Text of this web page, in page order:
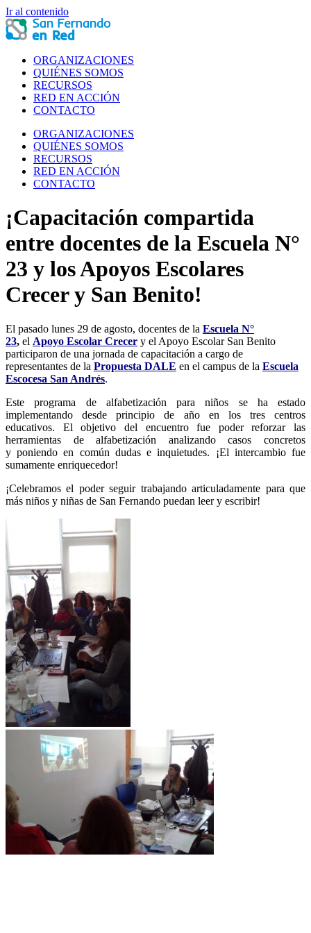
Ir al contenido
ORGANIZACIONES
QUIÉNES SOMOS
RECURSOS
RED EN ACCIÓN
CONTACTO
ORGANIZACIONES
QUIÉNES SOMOS
RECURSOS
RED EN ACCIÓN
CONTACTO
¡Capacitación compartida
entre docentes de la Escuela N°
23 y los Apoyos Escolares
Crecer y San Benito!
El pasado lunes 29 de agosto, docentes de la Escuela N°
23, el Apoyo Escolar Crecer y el Apoyo Escolar San Benito
participaron de una jornada de capacitación a cargo de
representantes de la Propuesta DALE en el campus de la Escuela
Escocesa San Andrés.
Este programa de alfabetización para niños se ha estado
implementando desde principio de año en los tres centros
educativos. El objetivo del encuentro fue poder reforzar las
herramientas de alfabetización analizando casos concretos
y poniendo en común dudas e inquietudes. ¡El intercambio fue
sumamente enriquecedor!
¡Celebramos el poder seguir trabajando articuladamente para que
más niños y niñas de San Fernando puedan leer y escribir!